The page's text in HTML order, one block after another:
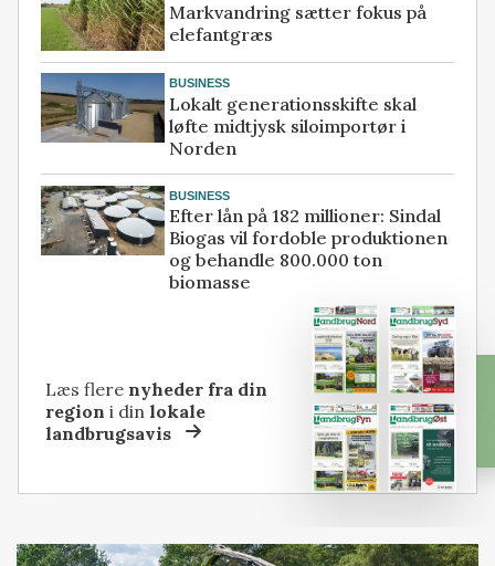
Markvandring sætter fokus på
elefantgræs
BUSINESS
Lokalt generationsskifte skal
løfte midtjysk siloimportør i
Norden
BUSINESS
Efter lån på 182 millioner: Sindal
Biogas vil fordoble produktionen
og behandle 800.000 ton
biomasse
Læs flere nyheder fra din
region i dinlokale
landbrugsavis